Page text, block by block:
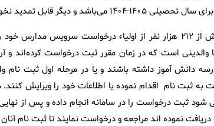
وی با بیان اینکه تاکنون بیش از ۲۱۲ هزار نفر از اولیاء
است که در زمان مقرر ثبت درخواست کرده‌اند و
دانش آموز داشته باشند و یا در مرحله اول ثبت نام
به ثبت نام اقدام نموده یا اطلاعات خود را ویرایش
ثبت درخواست را در سامانه انجام داده و پس از
نموده اند مراجعه و درخواست نمایند تا ثبت نام